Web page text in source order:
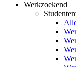
Werkzoekend